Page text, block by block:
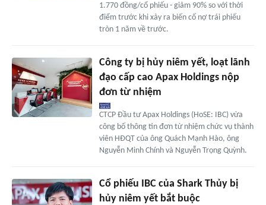
1.770 đồng/cổ phiếu - giảm 90% so với thời
điểm trước khi xảy ra biến cố nợ trái phiếu
tròn 1 năm về trước.
Công ty bị hủy niêm yết, loạt lãnh
đạo cấp cao Apax Holdings nộp
đơn từ nhiệm
CTCP Đầu tư Apax Holdings (HoSE: IBC) vừa
công bố thông tin đơn từ nhiệm chức vụ thành
viên HĐQT của ông Quách Mạnh Hào, ông
Nguyễn Minh Chính và Nguyễn Trọng Quỳnh.
Cổ phiếu IBC của Shark Thủy bị
hủy niêm yết bắt buộc